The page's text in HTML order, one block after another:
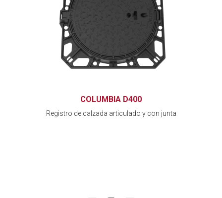
COLUMBIA D400
Registro de calzada articulado y con junta